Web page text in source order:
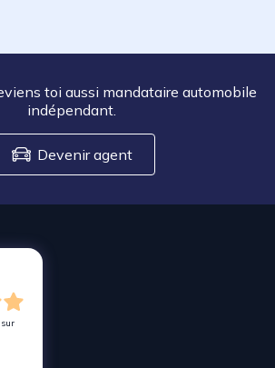
toi aussi mandataire automobile
indépendant.
Devenir agent